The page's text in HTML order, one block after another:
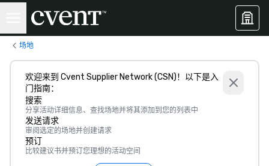
场地
欢迎来到 Cvent Supplier Network (CSN)！以下是入
门指南：
搜索
分享活动详细信息、查找场地并将其添加到您的列表中
发送请求
审阅选定的场地并创建请求
预订
比较建议书并预订您理想的活动空间